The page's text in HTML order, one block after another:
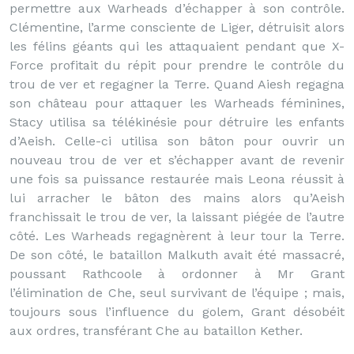
permettre aux Warheads d’échapper à son contrôle.
Clémentine, l’arme consciente de Liger, détruisit alors
les félins géants qui les attaquaient pendant que X-
Force profitait du répit pour prendre le contrôle du
trou de ver et regagner la Terre. Quand Aiesh regagna
son château pour attaquer les Warheads féminines,
Stacy utilisa sa télékinésie pour détruire les enfants
d’Aeish. Celle-ci utilisa son bâton pour ouvrir un
nouveau trou de ver et s’échapper avant de revenir
une fois sa puissance restaurée mais Leona réussit à
lui arracher le bâton des mains alors qu’Aeish
franchissait le trou de ver, la laissant piégée de l’autre
côté. Les Warheads regagnèrent à leur tour la Terre.
De son côté, le bataillon Malkuth avait été massacré,
poussant Rathcoole à ordonner à Mr Grant
l’élimination de Che, seul survivant de l’équipe ; mais,
toujours sous l’influence du golem, Grant désobéit
aux ordres, transférant Che au bataillon Kether.